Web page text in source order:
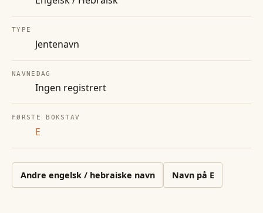
TYPE
Jentenavn
NAVNEDAG
Ingen registrert
FØRSTE BOKSTAV
E
Andre engelsk / hebraiske navn Navn på E